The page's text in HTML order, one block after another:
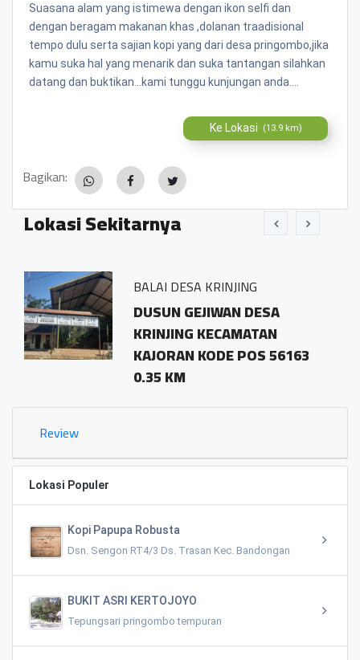
Suasana alam yang istimewa dengan ikon selfi dan
dengan beragam makanan khas ,dolanan traadisional
tempo dulu serta sajian kopi yang dari desa pringombo,jika
kamu suka hal yang menarik dan suka tantangan silahkan
datang dan buktikan...kami tunggu kunjungan anda....
Ke Lokasi (13.9 km)
Bagikan:
Lokasi Sekitarnya
BALAI DESA KRINJING
DUSUN GEJIWAN DESA
KRINJING KECAMATAN
KAJORAN KODE POS 56163
0.35 KM
Review
Lokasi Populer
Kopi Papupa Robusta
Dsn. Sengon RT4/3 Ds. Trasan Kec. Bandongan
BUKIT ASRI KERTOJOYO
Tepungsari pringombo tempuran